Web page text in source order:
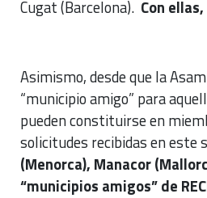
Cugat (Barcelona). Con
Asimismo, desde que la
“municipio amigo” para
pueden constituirse en
solicitudes recibidas en este
(Menorca), Manacor
“municipios amigos” de